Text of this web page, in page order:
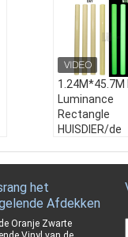
1.24M*45.7M
Luminance
Rectangle
HUISDIER/de
And Outdoor
Adhesive:
het
Afdekken
Oranje Zwarte